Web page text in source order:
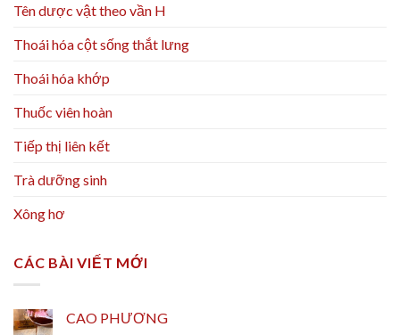
Tên dược vật theo vần H
Thoái hóa cột sống thắt lưng
Thoái hóa khớp
Thuốc viên hoàn
Tiếp thị liên kết
Trà dưỡng sinh
Xông hơ
CÁC BÀI VIẾT MỚI
CAO PHƯƠNG